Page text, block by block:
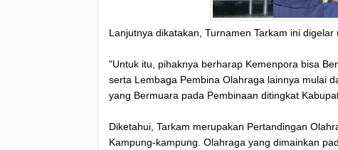
Lanjutnya dikatakan, Turnamen Tarkam ini
"Untuk itu, pihaknya berharap Kemenpora bisa
serta Lembaga Pembina Olahraga lainnya mulai
yang Bermuara pada Pembinaan ditingkat
Diketahui, Tarkam merupakan Pertandingan
Kampung-kampung. Olahraga yang dimainkan